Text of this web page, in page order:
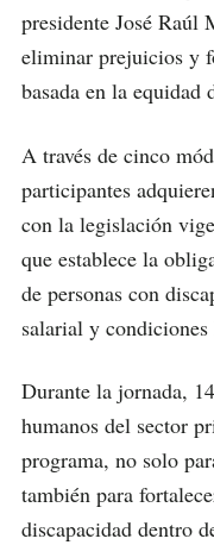
presidente José Raúl
eliminar prejuicios y
basada en la equidad
A través de cinco
participantes
con la legislación
que establece la
de personas con
salarial y condiciones
Durante la jornada,
humanos del sector
programa, no solo
también para
discapacidad dentro